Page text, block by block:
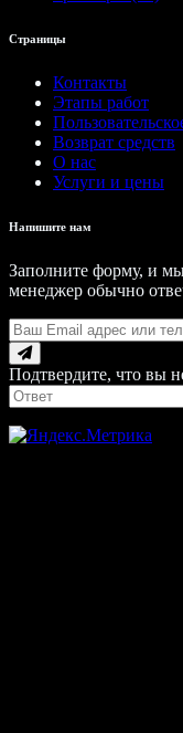
Страницы
Контакты
Этапы работ
Возврат средств
О нас
Услуги и цены
Напишите нам
Заполните форму, и
менеджер обычно
Подтвердите, что вы